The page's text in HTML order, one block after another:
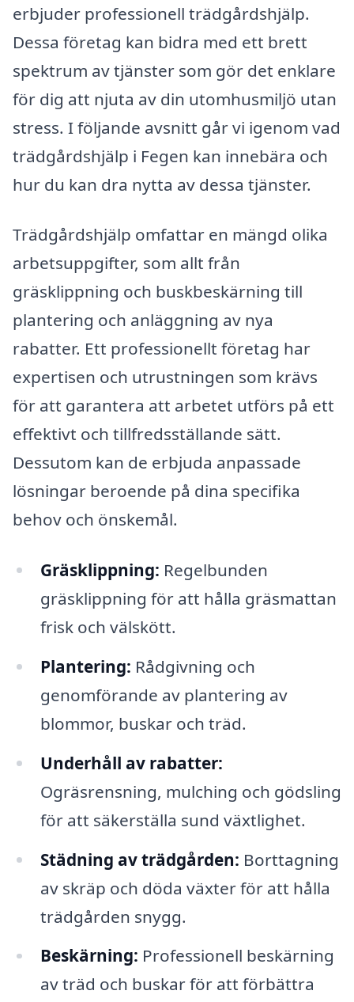
erbjuder professionell trädgårdshjälp.
Dessa företag kan bidra med ett brett
spektrum av tjänster som gör det enklare
för dig att njuta av din utomhusmiljö utan
stress. I följande avsnitt går vi igenom vad
trädgårdshjälp i Fegen kan innebära och
hur du kan dra nytta av dessa tjänster.
Trädgårdshjälp omfattar en mängd olika
arbetsuppgifter, som allt från
gräsklippning och buskbeskärning till
plantering och anläggning av nya
rabatter. Ett professionellt företag har
expertisen och utrustningen som krävs
för att garantera att arbetet utförs på ett
effektivt och tillfredsställande sätt.
Dessutom kan de erbjuda anpassade
lösningar beroende på dina specifika
behov och önskemål.
Gräsklippning: Regelbunden
gräsklippning för att hålla gräsmattan
frisk och välskött.
Plantering: Rådgivning och
genomförande av plantering av
blommor, buskar och träd.
Underhåll av rabatter:
Ogräsrensning, mulching och gödsling
för att säkerställa sund växtlighet.
Städning av trädgården: Borttagning
av skräp och döda växter för att hålla
trädgården snygg.
Beskärning: Professionell beskärning
av träd och buskar för att förbättra